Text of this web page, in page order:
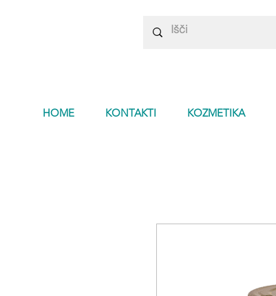
HOME KONTAKTI KOZMETIKA